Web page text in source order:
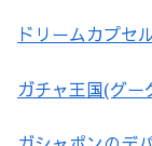
ドリームカプセ
ガチャ王国(グー